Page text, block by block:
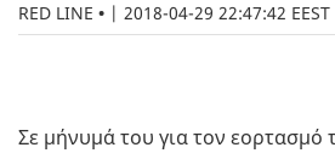
RED LINE | 2018-04-29 22:47:42 EEST
Σε μήνυμά του για τον εορτασμό